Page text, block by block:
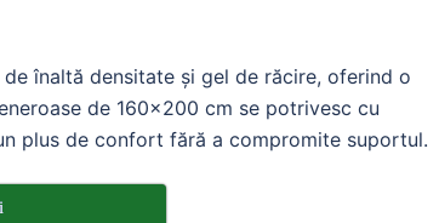
înaltă densitate și gel de răcire, oferind o
de 160×200 cm se potrivesc cu
plus de confort fără a compromite suportul.